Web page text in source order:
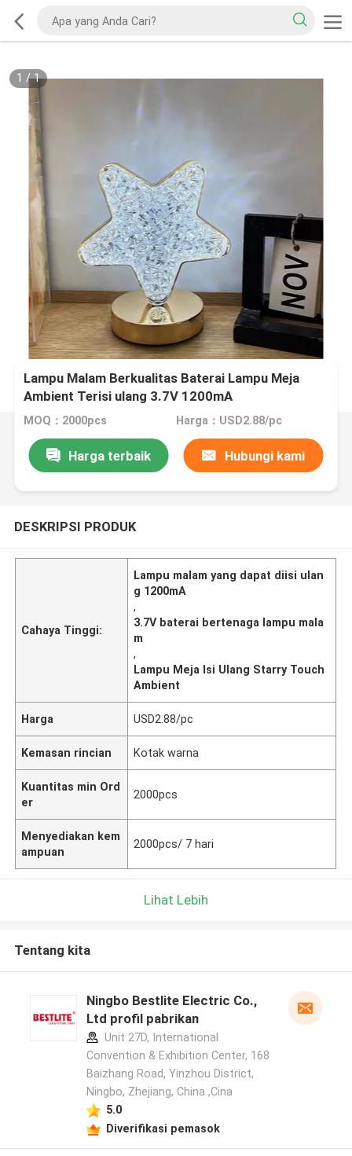
1 /1
Lampu Malam Berkualitas Baterai Lampu Meja
Ambient Terisi ulang 3.7V 1200mA
MOQ：2000pcs Harga：USD2.88/pc
Harga terbaik Hubungi kami
DESKRIPSI PRODUK
Cahaya Tinggi:
Lampu malam yang dapat diisi ulan
g 1200mA
,
3.7V baterai bertenaga lampu mala
m
,
Lampu Meja Isi Ulang Starry Touch
Ambient
Harga USD2.88/pc
Kemasan rincian Kotak warna
Kuantitas min Ord
er
2000pcs
Menyediakan kem
ampuan
2000pcs/ 7 hari
Lihat Lebih
Tentang kita
Ningbo Bestlite Electric Co.,
Ltd profil pabrikan
Unit 27D, International
Convention & Exhibition Center, 168
Baizhang Road, Yinzhou District,
Ningbo, Zhejiang, China ,Cina
5.0
Diverifikasi pemasok